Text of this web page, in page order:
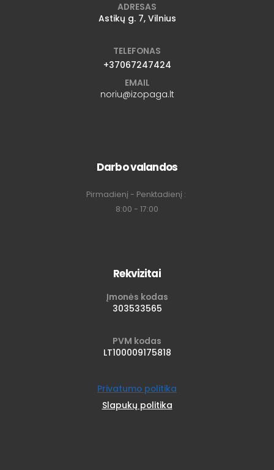
ADRESAS
Astikų g. 7, Vilnius
TELEFONAS
+37067247424
EMAIL
noriu@izopaga.lt
Darbo valandos
Pirmadienį - Penktadienį :
8:00 - 17:00
Rekvizitai
Įmonės kodas
303533565
PVM kodas
LT100009175818
Privatumo politika
Slapukų politika